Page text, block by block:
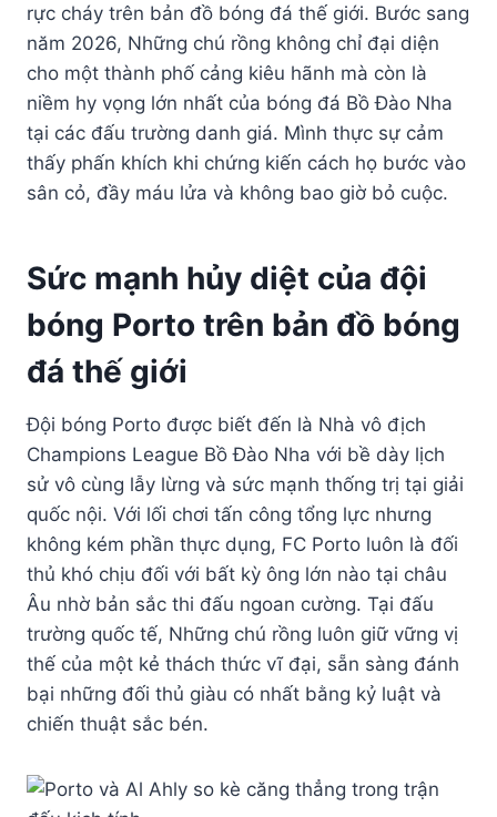
rực cháy trên bản đồ bóng đá thế giới. Bước sang
năm 2026, Những chú rồng không chỉ đại diện
cho một thành phố cảng kiêu hãnh mà còn là
niềm hy vọng lớn nhất của bóng đá Bồ Đào Nha
tại các đấu trường danh giá. Mình thực sự cảm
thấy phấn khích khi chứng kiến cách họ bước vào
sân cỏ, đầy máu lửa và không bao giờ bỏ cuộc.
Sức mạnh hủy diệt của đội
bóng Porto trên bản đồ bóng
đá thế giới
Đội bóng Porto được biết đến là Nhà vô địch
Champions League Bồ Đào Nha với bề dày lịch
sử vô cùng lẫy lừng và sức mạnh thống trị tại giải
quốc nội. Với lối chơi tấn công tổng lực nhưng
không kém phần thực dụng, FC Porto luôn là đối
thủ khó chịu đối với bất kỳ ông lớn nào tại châu
Âu nhờ bản sắc thi đấu ngoan cường. Tại đấu
trường quốc tế, Những chú rồng luôn giữ vững vị
thế của một kẻ thách thức vĩ đại, sẵn sàng đánh
bại những đối thủ giàu có nhất bằng kỷ luật và
chiến thuật sắc bén.